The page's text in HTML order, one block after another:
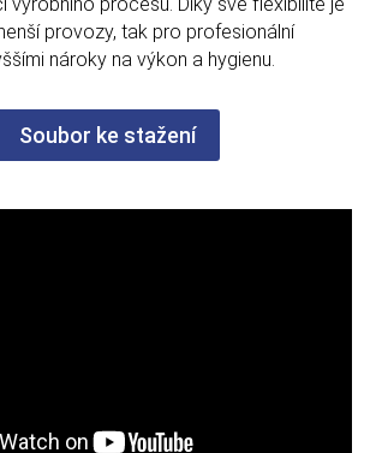
provozy, tak pro profesionální
nároky na výkon a hygienu.
Soubor ke stažení